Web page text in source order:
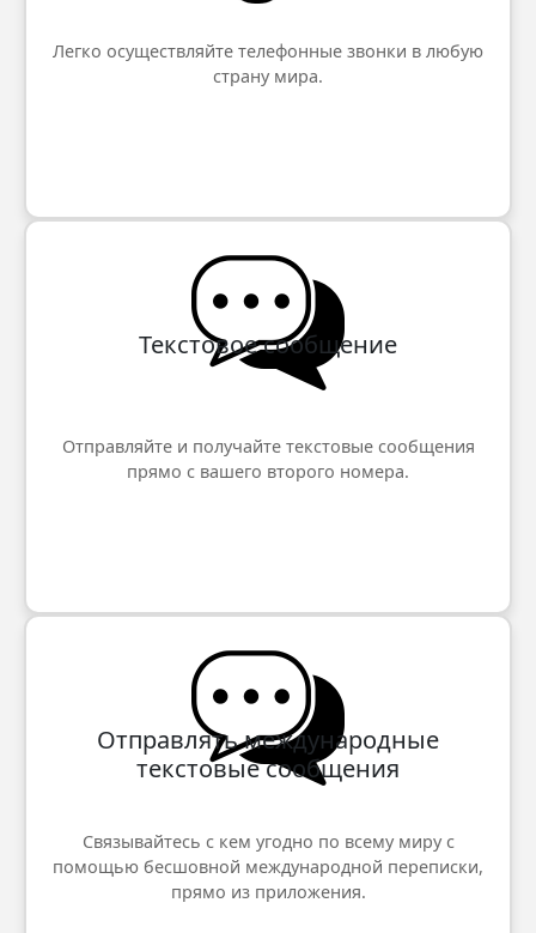
Легко осуществляйте телефонные звонки в любую
страну мира.
Текстовое сообщение
Отправляйте и получайте текстовые сообщения
прямо с вашего второго номера.
Отправлять международные
текстовые сообщения
Связывайтесь с кем угодно по всему миру с
помощью бесшовной международной переписки,
прямо из приложения.